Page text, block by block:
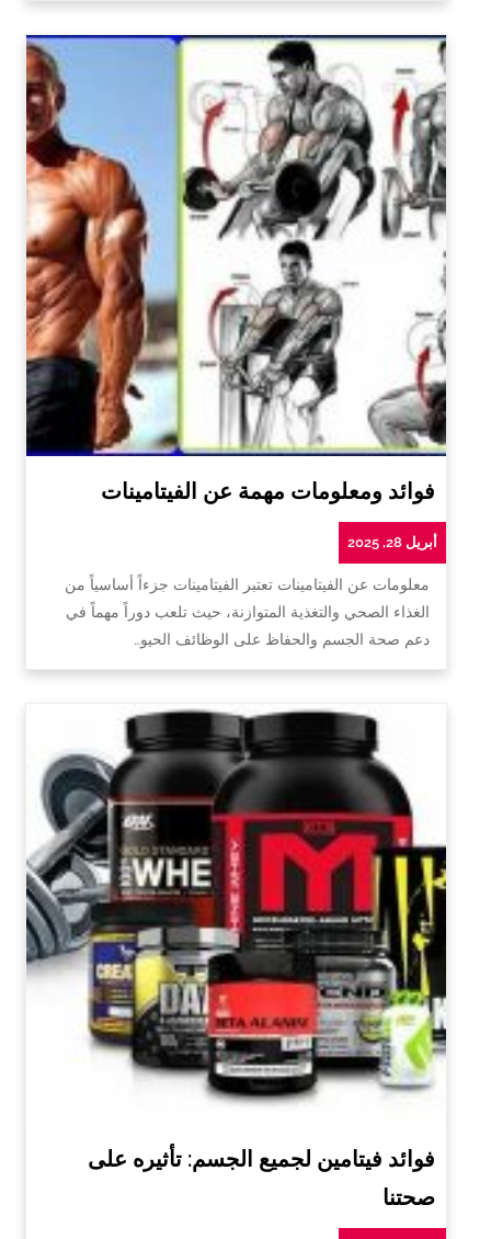
فوائد ومعلومات مهمة عن الفيتامينات
أبريل 28, 2025
معلومات عن الفيتامينات تعتبر الفيتامينات جزءاً أساسياً من
الغذاء الصحي والتغذية المتوازنة، حيث تلعب دوراً مهماً في
دعم صحة الجسم والحفاظ على الوظائف الحيو…
فوائد فيتامين لجميع الجسم: تأثيره على
صحتنا